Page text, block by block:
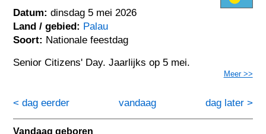
Datum: dinsdag 5 mei 2026
Land / gebied: Palau
Soort: Nationale feestdag
Senior Citizens' Day. Jaarlijks op 5 mei.
Meer >>
< dag eerder dag later >
vandaag
Vandaag geboren